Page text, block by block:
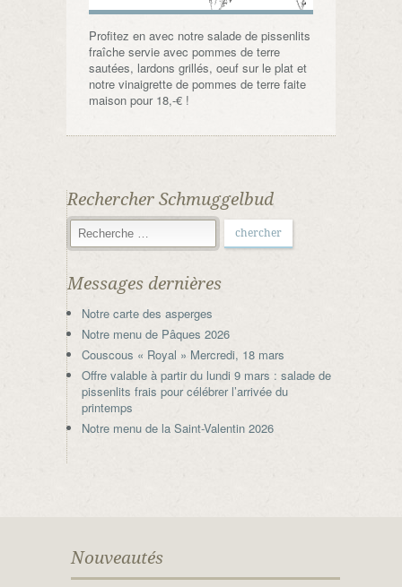
Profitez en avec notre salade de pissenlits
fraîche servie avec pommes de terre
sautées, lardons grillés, oeuf sur le plat et
notre vinaigrette de pommes de terre faite
maison pour 18,-€ !
Rechercher Schmuggelbud
Messages dernières
Notre carte des asperges
Notre menu de Pâques 2026
Couscous « Royal » Mercredi, 18 mars
Offre valable à partir du lundi 9 mars : salade de
pissenlits frais pour célébrer l’arrivée du
printemps
Notre menu de la Saint-Valentin 2026
Nouveautés